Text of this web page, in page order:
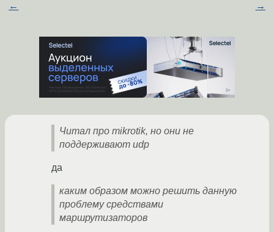
← →
Читал про mikrotik, но они не
поддерживают udp
да
каким образом можно решить данную
проблему средствами
маршрутизаторов